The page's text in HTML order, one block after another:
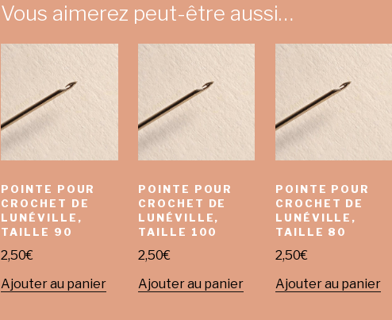
Vous aimerez peut-être aussi…
POINTE POUR
CROCHET DE
LUNÉVILLE,
TAILLE 90
2,50€
Ajouter au panier
POINTE POUR
CROCHET DE
LUNÉVILLE,
TAILLE 100
2,50€
Ajouter au panier
POINTE POUR
CROCHET DE
LUNÉVILLE,
TAILLE 80
2,50€
Ajouter au panier